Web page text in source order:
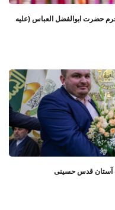
حضرت ابوالفضل العباس (علیه
آستان قدس حسینی